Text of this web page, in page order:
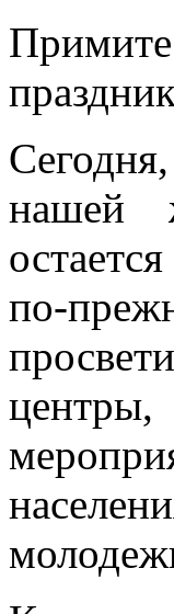
нашей
по-
центры,